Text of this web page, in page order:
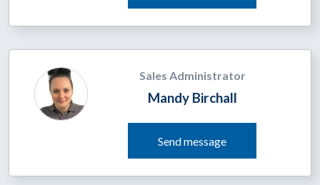
Sales Administrator
Mandy Birchall
Send message